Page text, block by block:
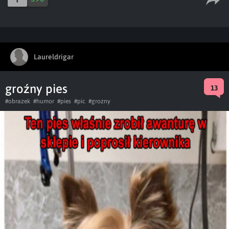
Laureldrigar
groźny pies 13
#obrazek #humor #pies #pic #grozny